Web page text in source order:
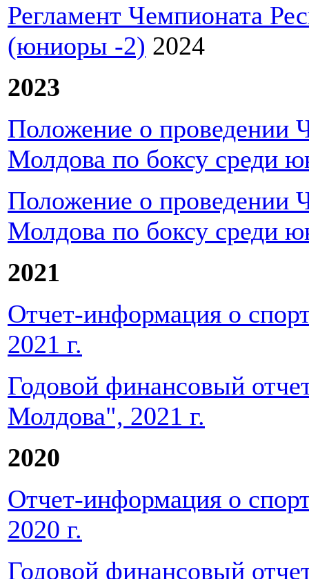
Регламент Чемпионата
(юниоры -2) 2024
2023
Положение о проведении
Молдова по боксу среди
Положение о проведении
Молдова по боксу среди
2021
Отчет-информация о
2021 г.
Годовой финансовый
Молдова", 2021 г.
2020
Отчет-информация о
2020 г.
Годовой финансовый